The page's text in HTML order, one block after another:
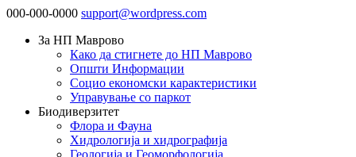
000-000-0000 support@wordpress.com
За НП Маврово
Како да стигнете до НП Маврово
Општи Информации
Социо економски карактеристики
Управување со паркот
Биодиверзитет
Флора и Фауна
Хидрологија и хидрографија
Геологија и Геоморфологија